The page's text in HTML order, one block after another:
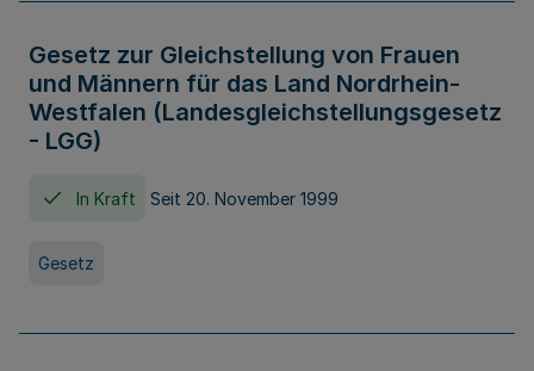
Gesetz zur Gleichstellung von Frauen
und Männern für das Land Nordrhein-
Westfalen (Landesgleichstellungsgesetz
- LGG)
In Kraft Seit 20. November 1999
Gesetz